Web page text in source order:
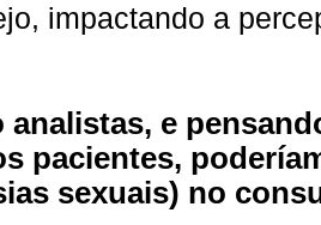
impactando a
analistas, e
pacientes,
sexuais) no